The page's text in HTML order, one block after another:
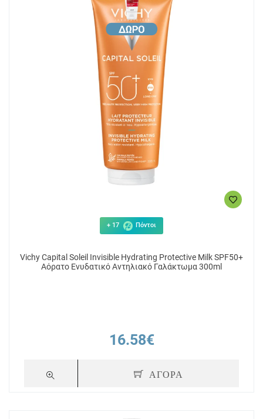
+ 17 Πόντοι
Vichy Capital Soleil Invisible Hydrating Protective Milk SPF50+
Αόρατο Ενυδατικό Αντηλιακό Γαλάκτωμα 300ml
16.58€
ΑΓΟΡΑ